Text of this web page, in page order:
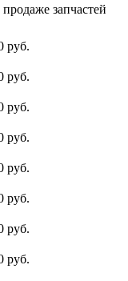
запчастей
руб.
руб.
руб.
руб.
руб.
руб.
руб.
руб.